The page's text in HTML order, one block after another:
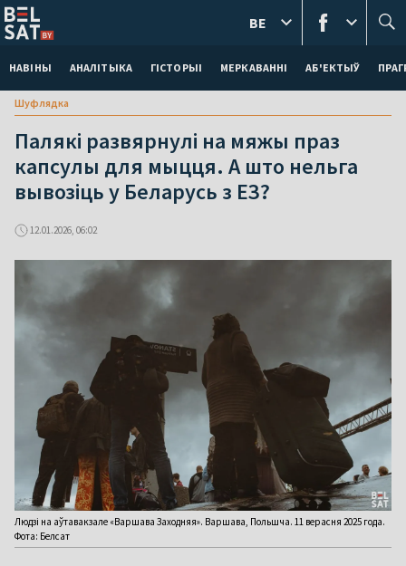
НАВІНЫ АНАЛІТЫКА ГІСТОРЫІ МЕРКАВАННI АБ'ЕКТЫЎ
BE
Шуфлядка
Палякі развярнулі на мяжы праз
капсулы для мыцця. А што нельга
вывозіць у Беларусь з ЕЗ?
12.01.2026, 06:02
Людзі на аўтавакзале «Варшава Заходняя». Варшава, Польшча. 11 верасня 2025 года.
Фота: Белсат